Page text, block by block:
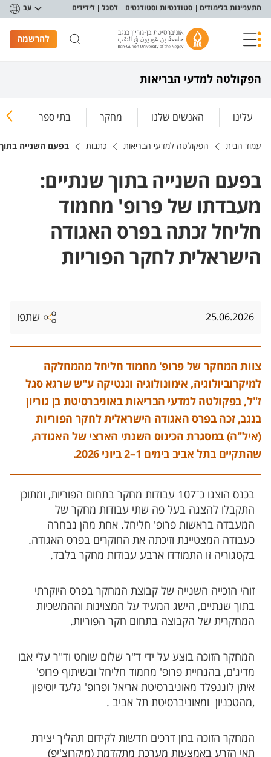
תפריט נגישות
התעניינות בלימודים סטודנטיות וסטודנטים לסגל לידידים עב
להרשמה
הפקולטה למדעי הבריאות
עלינו האנשים שלנו מחקר בתי ספר
עמוד הבית הפקולטה למדעי הבריאות כתבות בפעם השנייה
בפעם השנייה בתוך שנתיים:
מעבדתו של פרופ' מחמוד
חליחל זכתה בפרס האגודה
הישראלית לחקר הפוריות
25.06.2026 שתפו
צוות המחקר של פרופ' מחמוד חליחל מהמחלקה
למיקרוביולוגיה, אימונולוגיה וגנטיקה ע"ש שרגא סגל
ז"ל, בפקולטה למדעי הבריאות באוניברסיטת בן גוריון
בנגב, זכה בפרס האגודה הישראלית לחקר הפוריות
(איל"ה) במסגרת הכינוס השנתי הארצי של האגודה,
שהתקיים בתל אביב בימים 1–2 ביוני 2026.
בכנס הוצגו כ־107 עבודות מחקר בתחום הפוריות, ומתוכן
התקבלו להצגה בעל פה שתי עבודות מחקר של
המעבדה בראשות פרופ' חליחל. אחת מהן נבחרה
כעבודה המצטיינת וזיכתה את החוקרים בפרס האגודה.
בקטגוריה זו התמודדו ארבע עבודות מחקר בלבד.
זוהי הזכייה השנייה של קבוצת המחקר בפרס היוקרתי
בתוך שנתיים, הישג המעיד על המצוינות וההמשכיות
המחקרית של הקבוצה בתחום חקר הפוריות.
המחקר הזוכה בוצע על ידי ד"ר שלום שוחט וד"ר עלי אבו
מדיג'ם, בהנחיית פרופ' מחמוד חליחל ובשיתוף פרופ'
איתן לוננפלד מאוניברסיטת אריאל ופרופ' גלעד יוסיפון
,מהטכניון ומאוניברסיטת תל אביב .
המחקר הזוכה בחן דרכים חדשות לקידום תהליך יצירת
תאי הזרע באמצעות מערכת מתקדמת (מיקרוצ'יפ)